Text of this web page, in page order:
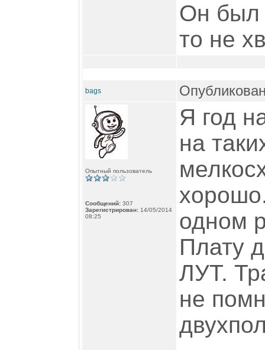
Он был
то не
bags
Опытный пользователь
Сообщений: 307
Зарегистрирован: 14/05/2014
08:25
Я год
на
одном
Плату
ЛУТ.
не